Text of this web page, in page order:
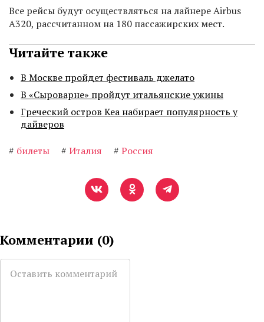
Все рейсы будут осуществляться на лайнере Airbus
A320, рассчитанном на 180 пассажирских мест.
Читайте также
В Москве пройдет фестиваль джелато
В «Сыроварне» пройдут итальянские ужины
Греческий остров Кеа набирает популярность у
дайверов
# билеты # Италия # Россия
Комментарии (0)